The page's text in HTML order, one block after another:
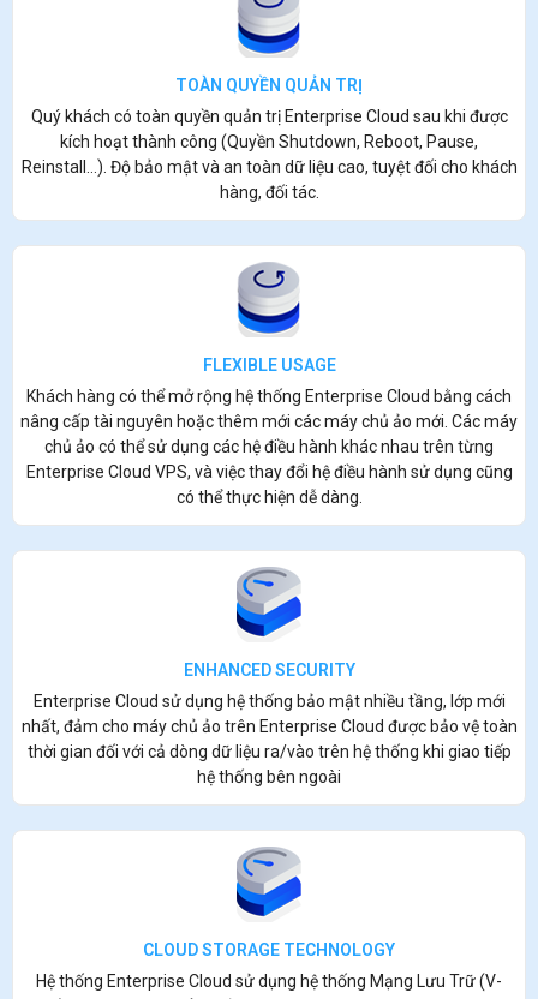
TOÀN QUYỀN QUẢN TRỊ
Quý khách có toàn quyền quản trị Enterprise Cloud sau khi được
kích hoạt thành công (Quyền Shutdown, Reboot, Pause,
Reinstall...). Độ bảo mật và an toàn dữ liệu cao, tuyệt đối cho khách
hàng, đối tác.
FLEXIBLE USAGE
Khách hàng có thể mở rộng hệ thống Enterprise Cloud bằng cách
nâng cấp tài nguyên hoặc thêm mới các máy chủ ảo mới. Các máy
chủ ảo có thể sử dụng các hệ điều hành khác nhau trên từng
Enterprise Cloud VPS, và việc thay đổi hệ điều hành sử dụng cũng
có thể thực hiện dễ dàng.
ENHANCED SECURITY
Enterprise Cloud sử dụng hệ thống bảo mật nhiều tầng, lớp mới
nhất, đảm cho máy chủ ảo trên Enterprise Cloud được bảo vệ toàn
thời gian đối với cả dòng dữ liệu ra/vào trên hệ thống khi giao tiếp
hệ thống bên ngoài
CLOUD STORAGE TECHNOLOGY
Hệ thống Enterprise Cloud sử dụng hệ thống Mạng Lưu Trữ (V-